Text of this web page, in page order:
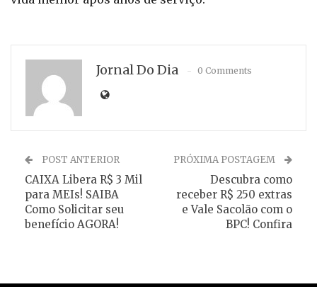
Jornal Do Dia 0 Comments
POST ANTERIOR
CAIXA Libera R$ 3 Mil
para MEIs! SAIBA
Como Solicitar seu
benefício AGORA!
PRÓXIMA POSTAGEM
Descubra como
receber R$ 250 extras
e Vale Sacolão com o
BPC! Confira